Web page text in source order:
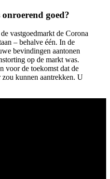
goed?
vastgoedmarkt de Corona
– behalve één. In de
bevindingen aantonen
op de markt was.
voor de toekomst dat de
kunnen aantrekken. U